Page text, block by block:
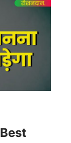
Best